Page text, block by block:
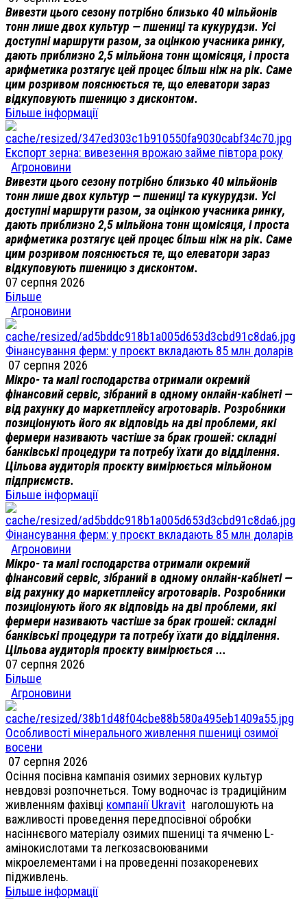
Вивезти цього сезону потрібно близько 40 мільйонів
тонн лише двох культур — пшениці та кукурудзи. Усі
доступні маршрути разом, за оцінкою учасника ринку,
дають приблизно 2,5 мільйона тонн щомісяця, і проста
арифметика розтягує цей процес більш ніж на рік. Саме
цим розривом пояснюється те, що елеватори зараз
відкуповують пшеницю з дисконтом.
Більше інформації
Експорт зерна: вивезення врожаю займе півтора року
Агроновини
Вивезти цього сезону потрібно близько 40 мільйонів
тонн лише двох культур — пшениці та кукурудзи. Усі
доступні маршрути разом, за оцінкою учасника ринку,
дають приблизно 2,5 мільйона тонн щомісяця, і проста
арифметика розтягує цей процес більш ніж на рік. Саме
цим розривом пояснюється те, що елеватори зараз
відкуповують пшеницю з дисконтом.
07 серпня 2026
Більше
Агроновини
Фінансування ферм: у проєкт вкладають 85 млн доларів
07 серпня 2026
Мікро- та малі господарства отримали окремий
фінансовий сервіс, зібраний в одному онлайн-кабінеті —
від рахунку до маркетплейсу агротоварів. Розробники
позиціонують його як відповідь на дві проблеми, які
фермери називають частіше за брак грошей: складні
банківські процедури та потребу їхати до відділення.
Цільова аудиторія проєкту вимірюється мільйоном
підприємств.
Більше інформації
Фінансування ферм: у проєкт вкладають 85 млн доларів
Агроновини
Мікро- та малі господарства отримали окремий
фінансовий сервіс, зібраний в одному онлайн-кабінеті —
від рахунку до маркетплейсу агротоварів. Розробники
позиціонують його як відповідь на дві проблеми, які
фермери називають частіше за брак грошей: складні
банківські процедури та потребу їхати до відділення.
Цільова аудиторія проєкту вимірюється ...
07 серпня 2026
Більше
Агроновини
Особливості мінерального живлення пшениці озимої
восени
07 серпня 2026
Осіння посівна кампанія озимих зернових культур
невдовзі розпочнеться. Тому водночас із традиційним
живленням фахівці компанії Ukravit наголошують на
важливості проведення передпосівної обробки
насіннєвого матеріалу озимих пшениці та ячменю L-
амінокислотами та легкозасвоюваними
мікроелементами і на проведенні позакореневих
підживлень.
Більше інформації